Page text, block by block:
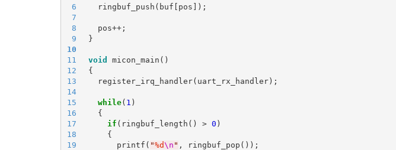
6
7
8
9
10
11
void
12
13
14
15
while( 1
16
17
if (ringbuf_length() > 0
18
19
      printf(
"%d\n "